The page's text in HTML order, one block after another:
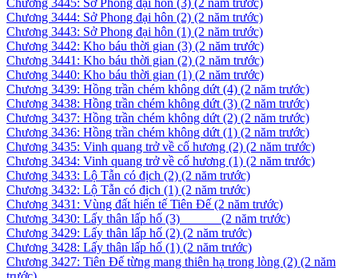
Chương 3445: Sở Phong đại hôn (3) (2 năm trước)
Chương 3444: Sở Phong đại hôn (2) (2 năm trước)
Chương 3443: Sở Phong đại hôn (1) (2 năm trước)
Chương 3442: Kho báu thời gian (3) (2 năm trước)
Chương 3441: Kho báu thời gian (2) (2 năm trước)
Chương 3440: Kho báu thời gian (1) (2 năm trước)
Chương 3439: Hồng trần chém không dứt (4) (2 năm trước)
Chương 3438: Hồng trần chém không dứt (3) (2 năm trước)
Chương 3437: Hồng trần chém không dứt (2) (2 năm trước)
Chương 3436: Hồng trần chém không dứt (1) (2 năm trước)
Chương 3435: Vinh quang trở về cố hương (2) (2 năm trước)
Chương 3434: Vinh quang trở về cố hương (1) (2 năm trước)
Chương 3433: Lộ Tẫn có địch (2) (2 năm trước)
Chương 3432: Lộ Tẫn có địch (1) (2 năm trước)
Chương 3431: Vùng đất hiến tế Tiên Đế (2 năm trước)
Chương 3430: Lấy thân lấp hố (3) ­ ­ ­ ­ ­ ­ ­ ­ ­ ­ ­ ­ (2 năm trước)
Chương 3429: Lấy thân lấp hố (2) (2 năm trước)
Chương 3428: Lấy thân lấp hố (1) (2 năm trước)
Chương 3427: Tiên Đế từng mang thiên hạ trong lòng (2) (2 năm